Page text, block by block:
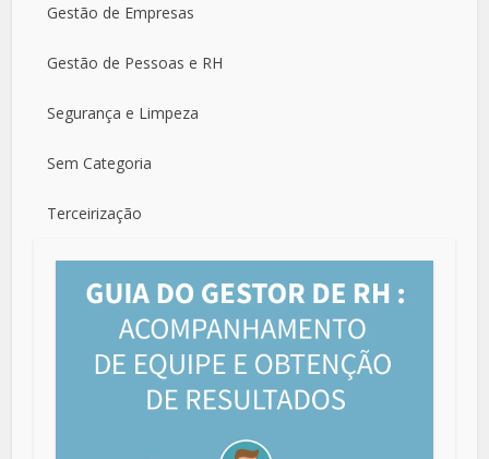
Gestão de Empresas
Gestão de Pessoas e RH
Segurança e Limpeza
Sem Categoria
Terceirização